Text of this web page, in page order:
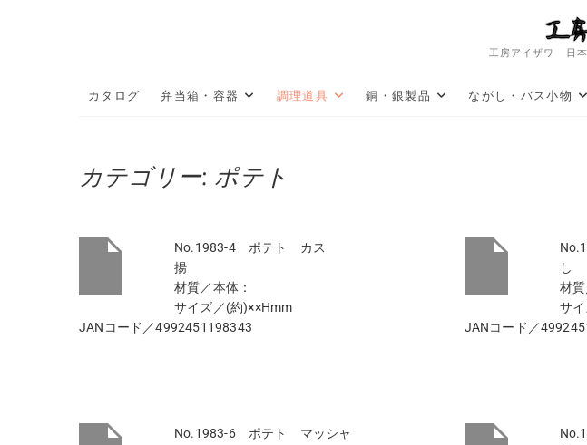
工房アイザワ 日本
カタログ 弁当箱・容器 調理道具 銅・銀製品 ながし・バス小物
カテゴリー: ポテト
No.1983-4 ポテト カス
揚
材質／本体：
サイズ／(約)××Hmm
JANコード／4992451198343
材質
サ
JANコード／
No.1983-6 ポテト マッシャ